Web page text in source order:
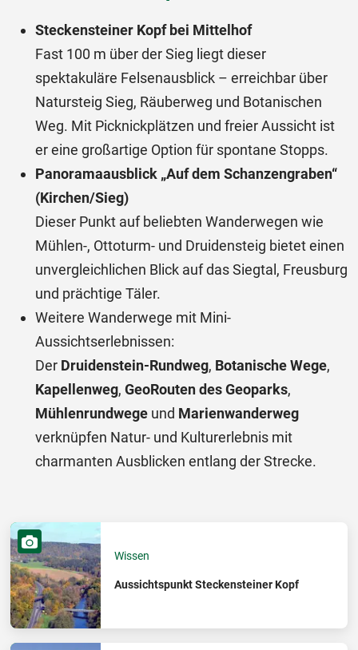
Steckensteiner Kopf bei Mittelhof
Fast 100 m über der Sieg liegt dieser
spektakuläre Felsenausblick – erreichbar über
Natursteig Sieg, Räuberweg und Botanischen
Weg. Mit Picknickplätzen und freier Aussicht ist
er eine großartige Option für spontane Stopps.
Panoramaausblick „Auf dem Schanzengraben“
(Kirchen/Sieg)
Dieser Punkt auf beliebten Wanderwegen wie
Mühlen-, Ottoturm- und Druidensteig bietet einen
unvergleichlichen Blick auf das Siegtal, Freusburg
und prächtige Täler.
Weitere Wanderwege mit Mini-
Aussichtserlebnissen:
Der Druidenstein-Rundweg, Botanische Wege,
Kapellenweg, GeoRouten des Geoparks,
Mühlenrundwegeund Marienwanderweg
verknüpfen Natur- und Kulturerlebnis mit
charmanten Ausblicken entlang der Strecke.
Wissen
Aussichtspunkt Steckensteiner Kopf